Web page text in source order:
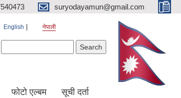
suryodayamun@gmail.com
English नेपाली
फोटो एल्बम सूची दर्ता